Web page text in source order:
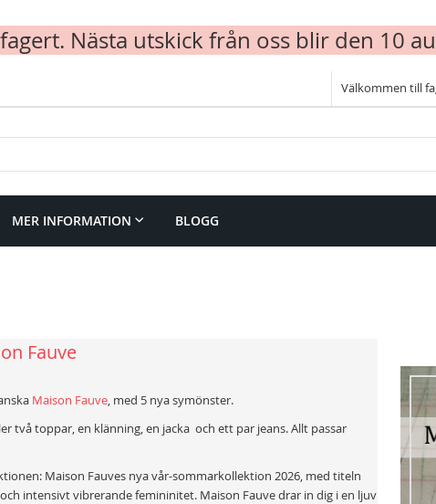
Nästa utskick från oss blir den 10
Välkommen till
MER INFORMATION BLOGG
Fauve
Maison Fauve , med 5 nya symönster.
två toppar, en klänning, en jacka och ett par jeans. Allt passar
Maison Fauves nya vår-sommarkollektion 2026, med titeln
intensivt vibrerande femininitet. Maison Fauve drar in dig i en ljuv